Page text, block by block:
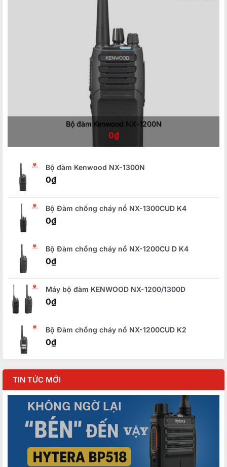
Bộ đàm Kenwood NX-1200N
0₫
Bộ đàm Kenwood NX-1300N
0₫
Bộ Đàm chống cháy nổ NX-1300CUD K4
0₫
Bộ Đàm chống cháy nổ NX-1200CU D K4
0₫
Máy bộ đàm KENWOOD NX-1200/1300D
0₫
Bộ Đàm chống cháy nổ NX-1200CUD K2
0₫
TIN TỨC MỚI